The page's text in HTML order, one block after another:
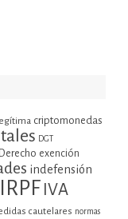
criptomonedas
DGT
exención
indefensión
IRPF IVA
cautelares normas